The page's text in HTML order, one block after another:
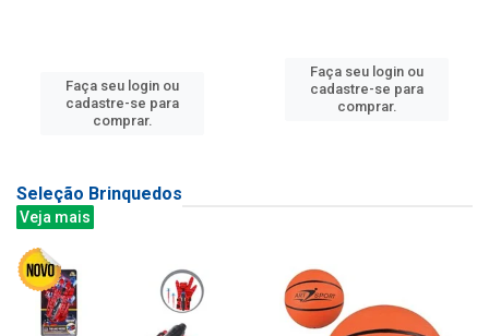
Faça seu login ou
cadastre-se para
comprar.
Faça seu login ou
cadastre-se para
comprar.
Seleção Brinquedos
Veja mais